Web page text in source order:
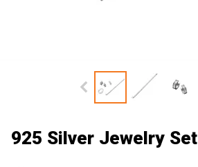
925 Silver Jewelry Set